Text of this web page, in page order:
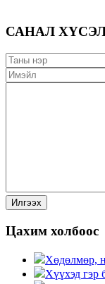
САНАЛ
Цахим холбоос
Хөдөлмөр,
Хүүхэд гэр